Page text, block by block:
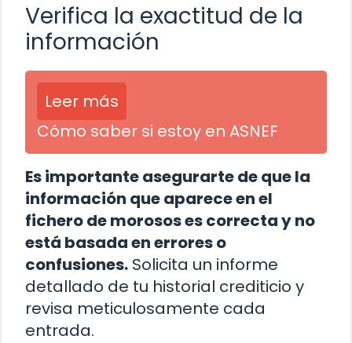
Verifica la exactitud de la
información
Leer más
Cómo saber si estoy en ASNEF
Es importante asegurarte de que la
información que aparece en el
fichero de morosos es correcta y no
está basada en errores o
confusiones. Solicita un informe
detallado de tu historial crediticio y
revisa meticulosamente cada
entrada.